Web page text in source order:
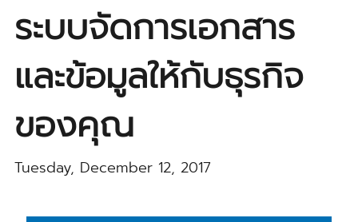
ระบบจัดการเอกสาร
และข้อมูลให้กับธุรกิจ
ของคุณ
Tuesday, December 12, 2017